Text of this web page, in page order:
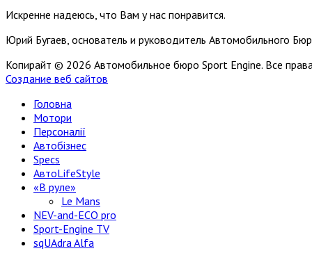
Искренне надеюсь, что Вам у нас понравится.
Юрий Бугаев, основатель и руководитель Автомобильного
Копирайт © 2026 Автомобильное бюро Sport Engine. Все
Создание веб сайтов
Головна
Мотори
Персоналії
Автобізнес
Specs
АвтоLifeStyle
«В руле»
Le Mans
NEV-and-ECO pro
Sport-Engine TV
sqUAdra Alfa